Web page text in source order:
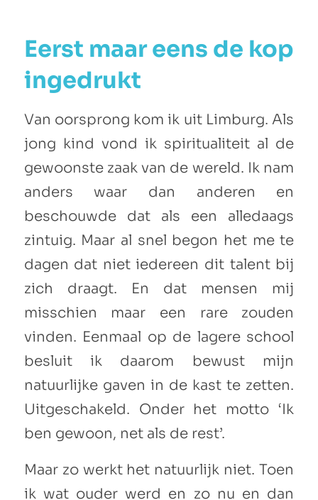
Eerst maar eens de kop
ingedrukt
Van oorsprong kom ik uit Limburg. Als
jong kind vond ik spiritualiteit al de
gewoonste zaak van de wereld. Ik nam
anders waar dan anderen en
beschouwde dat als een alledaags
zintuig. Maar al snel begon het me te
dagen dat niet iedereen dit talent bij
zich draagt. En dat mensen mij
misschien maar een rare zouden
vinden. Eenmaal op de lagere school
besluit ik daarom bewust mijn
natuurlijke gaven in de kast te zetten.
Uitgeschakeld. Onder het motto ‘Ik
ben gewoon, net als de rest’.
Maar zo werkt het natuurlijk niet. Toen
ik wat ouder werd en zo nu en dan